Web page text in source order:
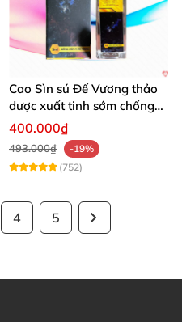
Cao Sìn sú Đế Vương thảo
dược xuất tinh sớm chống
hiệu quả nhất
400.000₫
493.000₫
-19%
(752)
4 5